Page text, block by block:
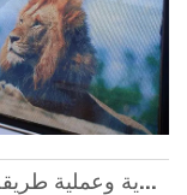
رؤية اقتصادية وعملية طريقة واحدة